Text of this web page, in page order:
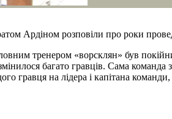
Ардіном розповіли про роки
тренером «ворсклян» був
багато гравців. Сама команда
гравця на лідера і капітана